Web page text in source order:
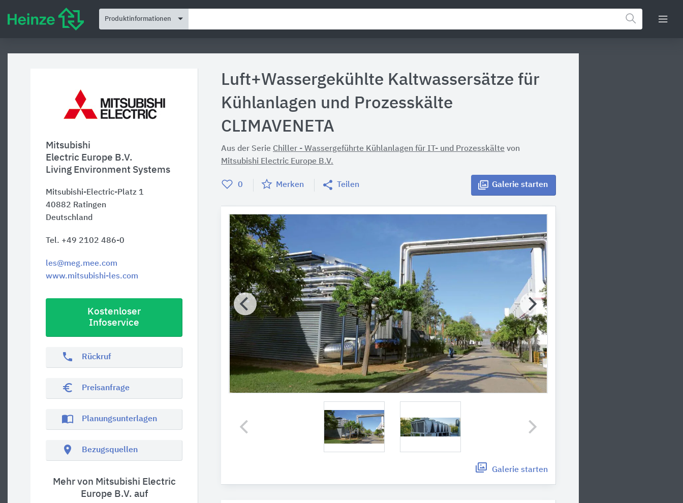
Produktinformationen
Mitsubishi
Electric Europe B.V.
Living Environment Systems
Mitsubishi-Electric-Platz 1
40882 Ratingen
Deutschland
Tel. +49 2102 486-0
les@meg.mee.com
www.mitsubishi-les.com
Kostenloser
Infoservice
phone Rückruf
euro_symbol Preisanfrage
import_contacts Planungsunterlagen
location_on Bezugsquellen
Mehr von Mitsubishi Electric
Europe B.V. auf
Luft+Wassergekühlte Kaltwassersätze für
Kühlanlagen und Prozesskälte
CLIMAVENETA
Aus der Serie Chiller - Wassergeführte Kühlanlagen für IT- und Prozesskälte von
Mitsubishi Electric Europe B.V.
0 Merken Teilen Galerie starten
Galerie starten